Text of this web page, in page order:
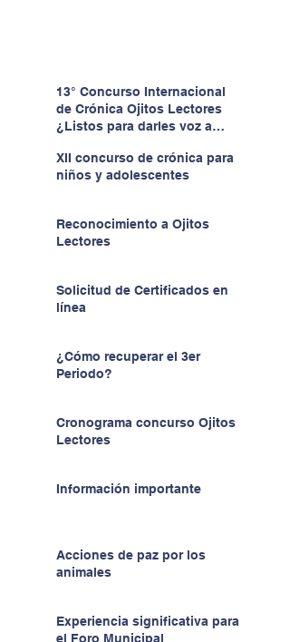
13° Concurso Internacional
de Crónica Ojitos Lectores
¿Listos para darles voz a
XII concurso de crónica para
niños y adolescentes
Reconocimiento a Ojitos
Lectores
Solicitud de Certificados en
línea
¿Cómo recuperar el 3er
Periodo?
Cronograma concurso Ojitos
Lectores
Información importante
Acciones de paz por los
animales
Experiencia significativa para
el Foro Municipal